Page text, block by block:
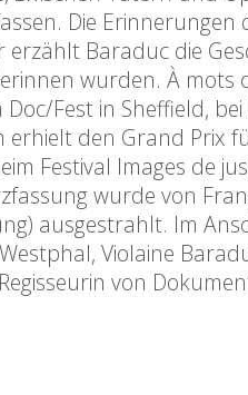
Die
Baraduc die
wurden. À
Fest in Sheffield,
erhielt den Grand Prix
Festival Images de
wurde von
ausgestrahlt. Im
Violaine
von